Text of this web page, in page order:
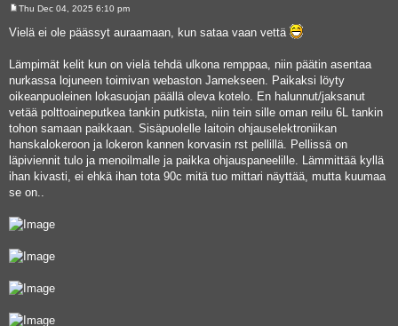
s
Thu Dec 04, 2025 6:10 pm
Vielä ei ole päässyt auraamaan, kun sataa vaan vettä
Lämpimät kelit kun on vielä tehdä ulkona remppaa, niin päätin asentaa
nurkassa lojuneen toimivan webaston Jamekseen. Paikaksi löyty
oikeanpuoleinen lokasuojan päällä oleva kotelo. En halunnut/jaksanut
vetää polttoaineputkea tankin putkista, niin tein sille oman reilu 6L tankin
tohon samaan paikkaan. Sisäpuolelle laitoin ohjauselektroniikan
hanskalokeroon ja lokeron kannen korvasin rst pellillä. Pellissä on
läpiviennit tulo ja menoilmalle ja paikka ohjauspaneelille. Lämmittää kyllä
ihan kivasti, ei ehkä ihan tota 90c mitä tuo mittari näyttää, mutta kuumaa
se on..